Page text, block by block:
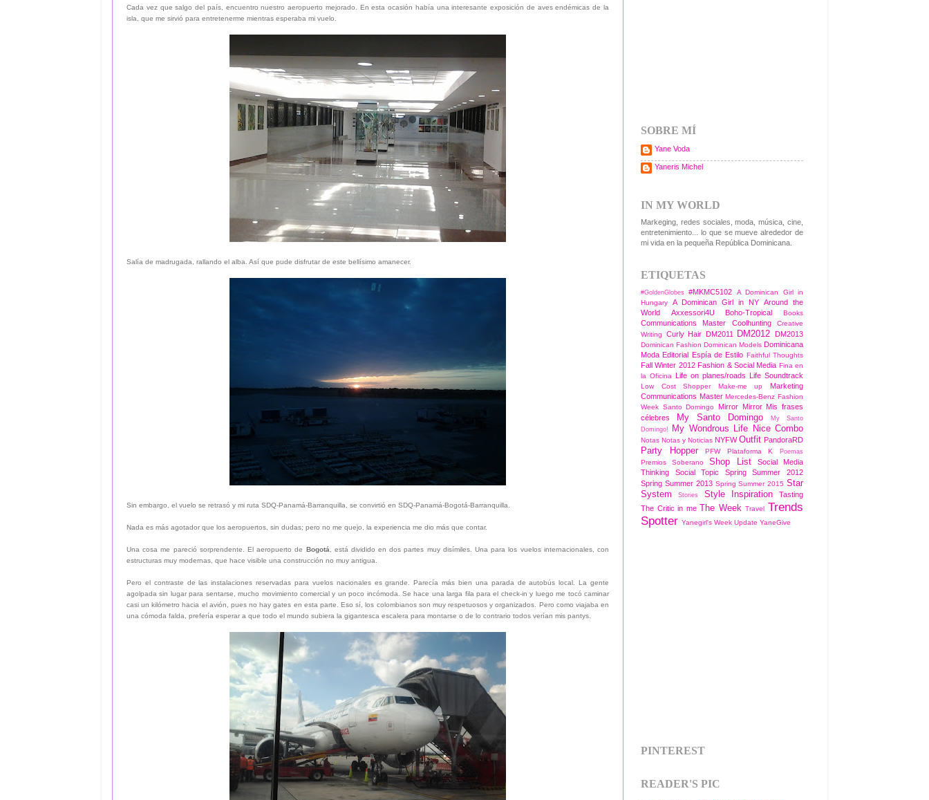
Cada vez que salgo del país, encuentro nuestro aeropuerto mejorado. En esta ocasión había una interesante exposición de aves endémicas de la
isla, que me sirvió para entretenerme mientras esperaba mi vuelo.
Salía de madrugada, rallando el alba. Así que pude disfrutar de este bellísimo amanecer.
Sin embargo, el vuelo se retrasó y mi ruta SDQ-Panamá-Barranquilla, se convirtió en SDQ-Panamá-Bogotá-Barranquilla.
Nada es más agotador que los aeropuertos, sin dudas; pero no me quejo, la experiencia me dio más que contar.
Una cosa me pareció sorprendente. El aeropuerto de Bogotá , está dividido en dos partes muy disímiles. Una para los vuelos internacionales, con
estructuras muy modernas, que hace visible una construcción no muy antigua.
Pero el contraste de las instalaciones reservadas para vuelos nacionales es grande. Parecía más bien una parada de autobús local. La gente
agolpada sin lugar para sentarse, mucho movimiento comercial y un poco incómoda. Se hace una larga fila para el check-in y luego me tocó caminar
casi un kilómetro hacia el avión, pues no hay gates en esta parte. Eso sí, los colombianos son muy respetuosos y organizados. Pero como viajaba en
una cómoda falda, prefería esperar a que todo el mundo subiera la gigantesca escalera para montarse o de lo contrario todos verían mis pantys.
SOBRE MÍ
Yane Voda
Yaneris Michel
IN MY WORLD
Markeging, redes sociales, moda, música, cine,
entretenimiento... lo que se mueve alrededor de
mi vida en la pequeña República Dominicana.
ETIQUETAS
#GoldenGlobes #MKMC5102
A Dominican Girl in
Hungary
A Dominican Girl in NY Around the
World
Axxessori4U Boho-Tropical Books
Communications Master Coolhunting
Creative
Writing
Curly Hair DM2011 DM2012 DM2013
Dominican Fashion Dominican Models Dominicana
Moda Editorial Espía de Estilo Faithful Thoughts
Fall Winter 2012 Fashion & Social Media Fina en
la Oficina Life on planes/roads Life Soundtrack
Low Cost Shopper Make-me up
Marketing
Communications Master Mercedes-Benz Fashion
Week Santo Domingo Mirror Mirror Mis frases
célebres
My Santo Domingo
My Santo
Domingo!
My Wondrous Life Nice Combo
Notas Notas y Noticias NYFW Outfit PandoraRD
Party Hopper PFW Plataforma K Poemas
Premios Soberano Shop List
Social Media
Thinking
Social Topic
Spring Summer 2012
Spring Summer 2013 Spring Summer 2015 Star
System
Stories Style Inspiration
Tasting
The Critic in me The Week Travel Trends
Spotter Yanegirl's Week Update YaneGive
PINTEREST
READER'S PIC